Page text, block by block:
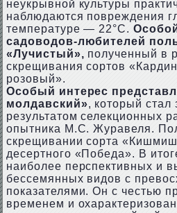
неукрывной культуры
наблюдаются повреждения
температуре — 22°С.
садоводов-любителей
«Лучистый», полученный в
скрещивания сортов
розовый».
Особый интерес
молдавский», который стал
результатом селекционных
опытника М.С. Журавеля.
скрещивании сорта
десертного «Победа». В
наиболее перспективных и
бессемянных видов с
показателями. Он с честью
временем и